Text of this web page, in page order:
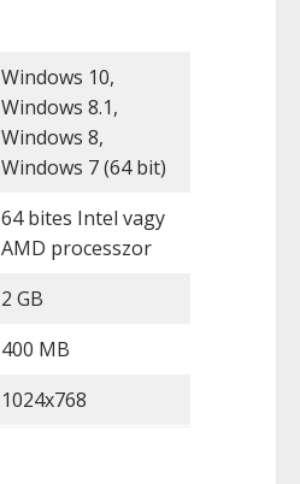
Windows 10,
Windows 8.1,
Windows 8,
Windows 7 (64 bit)
64 bites Intel vagy
AMD processzor
2 GB
400 MB
1024x768